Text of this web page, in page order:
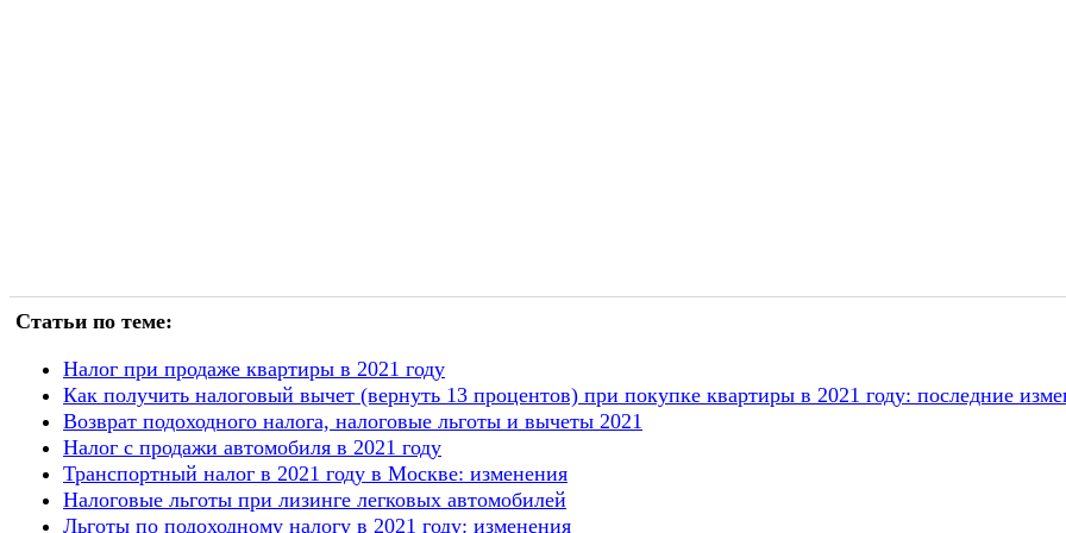
Статьи по теме:
Налог при продаже квартиры в 2021 году
Как получить налоговый вычет (вернуть 13 процентов) при покупке квартиры в 2021 году: последние
Возврат подоходного налога, налоговые льготы и вычеты 2021
Налог с продажи автомобиля в 2021 году
Транспортный налог в 2021 году в Москве: изменения
Налоговые льготы при лизинге легковых автомобилей
Льготы по подоходному налогу в 2021 году: изменения